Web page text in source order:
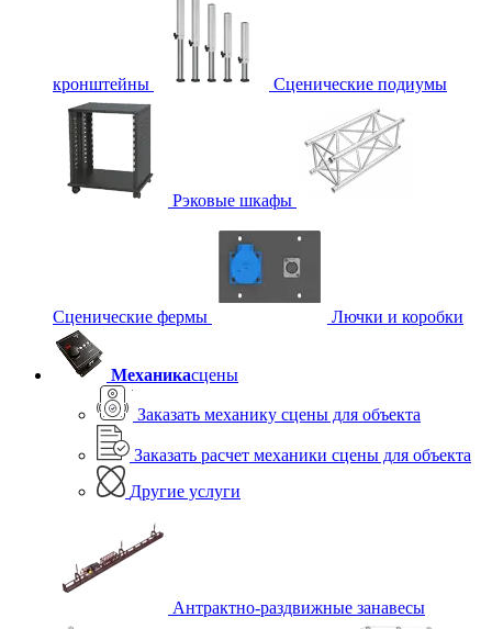
кронштейны Сценические подиумы
Рэковые шкафы
Сценические фермы Лючки и коробки
Механикасцены
Заказать механику сцены для объекта
Заказать расчет механики сцены для объекта
Другие услуги
Антрактно-раздвижные занавесы